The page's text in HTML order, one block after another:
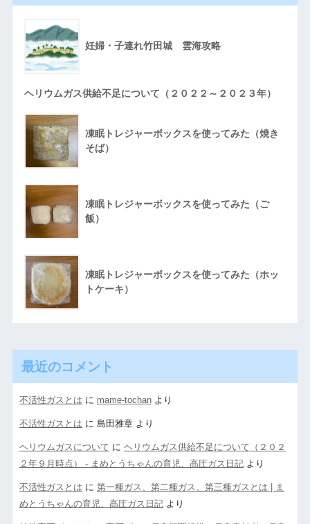
妊婦・子連れ竹田城 雲海攻略
ヘリウムガス供給不足について（２０２２～２０２３年）
凍眠トレジャーボックスを使ってみた（焼き
そば）
凍眠トレジャーボックスを使ってみた（ご
飯）
凍眠トレジャーボックスを使ってみた（ホッ
トケーキ）
最近のコメント
不活性ガスとは に mame-tochanより
不活性ガスとは に 島田雅章より
ヘリウムガスについて に ヘリウムガス供給不足について（２０２
２年９月時点） - まめとうちゃんの育児、高圧ガス日記より
不活性ガスとは に 第一種ガス、第二種ガス、第三種ガスとは | ま
めとうちゃんの育児、高圧ガス日記より